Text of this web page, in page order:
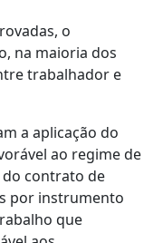
o
na maioria dos
trabalhador e
a aplicação do
ao regime de
contrato de
por instrumento
que